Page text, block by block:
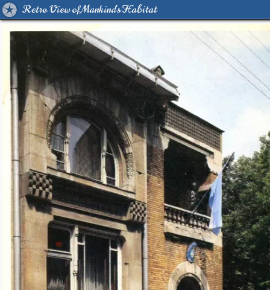
Retro View of Mankind's Habitat